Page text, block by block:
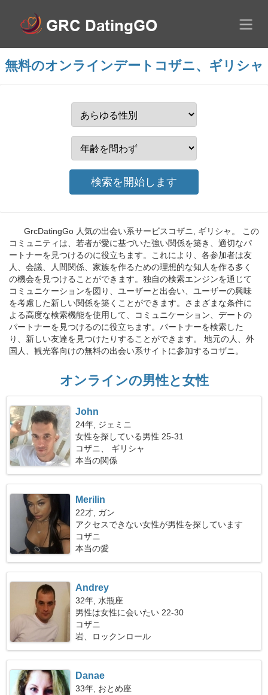
無料のオンラインデートコザニ、ギリシャ
GrcDatingGo 人気の出会い系サービスコザニ, ギリシャ。 この
コミュニティは、若者が愛に基づいた強い関係を築き、適切なパ
ートナーを見つけるのに役立ちます。これにより、各参加者は友
人、会議、人間関係、家族を作るための理想的な知人を作る多く
の機会を見つけることができます。独自の検索エンジンを通じて
コミュニケーションを図り、ユーザーと出会い、ユーザーの興味
を考慮した新しい関係を築くことができます。さまざまな条件に
よる高度な検索機能を使用して、コミュニケーション、デートの
パートナーを見つけるのに役立ちます。パートナーを検索した
り、新しい友達を見つけたりすることができます。 地元の人、外
国人、観光客向けの無料の出会い系サイトに参加するコザニ。
オンラインの男性と女性
John
24年, ジェミニ
女性を探している男性 25-31
コザニ、 ギリシャ
本当の関係
Merilin
22才, ガン
アクセスできない女性が男性を探しています
コザニ
本当の愛
Andrey
32年, 水瓶座
男性は女性に会いたい 22-30
コザニ
岩、ロックンロール
Danae
33年, おとめ座